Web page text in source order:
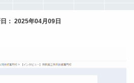
： 2025年04月09日